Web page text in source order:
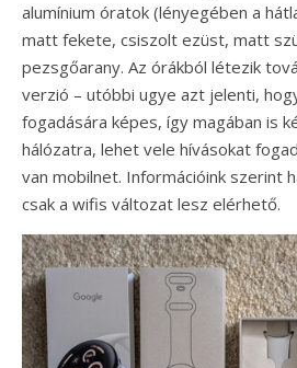
alumínium óratok (lényegében a
matt fekete, csiszolt ezüst, matt
pezsgőarany. Az órákból létezik
verzió – utóbbi ugye azt jelenti,
fogadására képes, így magában is
hálózatra, lehet vele hívásokat
van mobilnet. Információink szerint
csak a wifis változat lesz elérhető.